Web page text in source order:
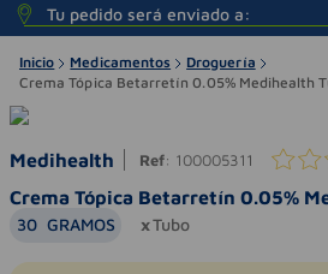
Tu pedido será enviado a:
Inicio Medicamentos
Droguería
Crema Tópica Betarretín 0.05% Medihealth
Medihealth Ref: 100005311
Crema Tópica Betarretín 0.05%
30 GRAMOS Tubo